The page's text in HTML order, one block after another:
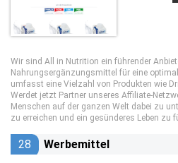
Wir sind All in Nutrition ein führender
Nahrungsergänzungsmittel für eine
umfasst eine Vielzahl von Produkten wie
Werdet jetzt Partner unseres Affiliate-
Menschen auf der ganzen Welt dabei zu
zu erreichen und ein gesünderes Leben zu
28 Werbemittel